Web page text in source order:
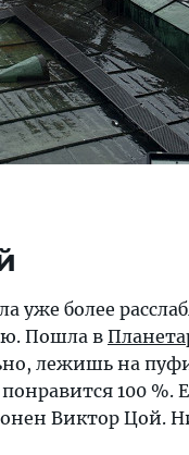
уже более
Пошла в
лежишь на
100 %.
Виктор Цой.